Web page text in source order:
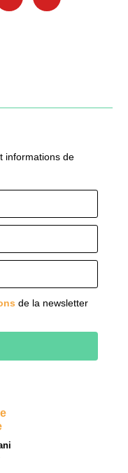
informations de
de la newsletter